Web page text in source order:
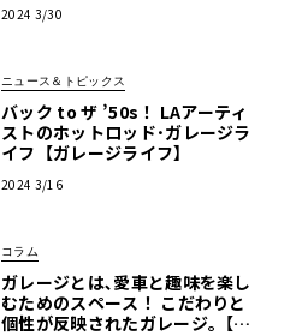
2024 3/30
ニュース＆トピックス
バック to ザ ’50s！ LAアーティ
ストのホットロッド･ガレージラ
イフ【ガレージライフ】
2024 3/16
コラム
ガレージとは､愛車と趣味を楽し
むためのスペース！ こだわりと
個性が反映されたガレージ｡【ガ